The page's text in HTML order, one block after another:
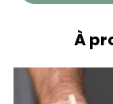
À